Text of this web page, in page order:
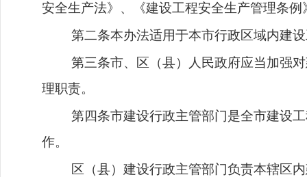
安全生产法》、《建设工程安全生产管理条
第二条本办法适用于本市行政区域内建
第三条市、区（县）人民政府应当加强
理职责。
第四条市建设行政主管部门是全市建设
作。
区（县）建设行政主管部门负责本辖区